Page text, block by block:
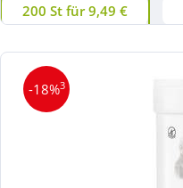
200 St für 9,49 €
-18%3